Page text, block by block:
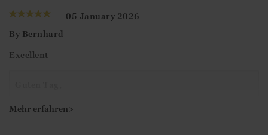
05 January 2026
By Bernhard
Excellent
Mehr erfahren>